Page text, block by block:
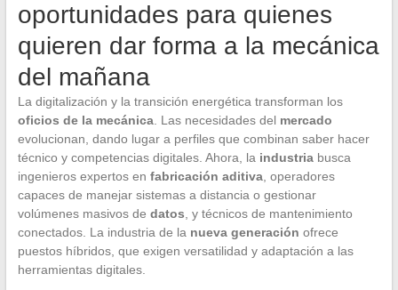
oportunidades para quienes
quieren dar forma a la mecánica
del mañana
La digitalización y la transición energética transforman los
oficios de la mecánica. Las necesidades del mercado
evolucionan, dando lugar a perfiles que combinan saber hacer
técnico y competencias digitales. Ahora, la industriabusca
ingenieros expertos en fabricación aditiva, operadores
capaces de manejar sistemas a distancia o gestionar
volúmenes masivos de datos , y técnicos de mantenimiento
conectados. La industria de la nueva generación ofrece
puestos híbridos, que exigen versatilidad y adaptación a las
herramientas digitales.